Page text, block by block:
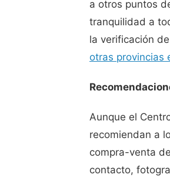
a otros puntos
tranquilidad a
la verificación
otras provincias
Aunque el
recomiendan a
compra-venta
contacto,